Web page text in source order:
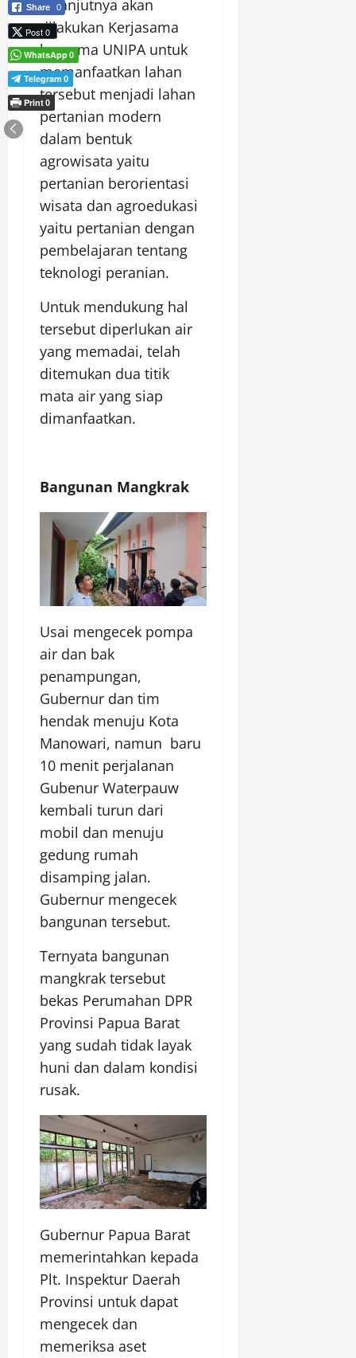
Selanjutnya akan
dilakukan Kerjasama
bersama UNIPA untuk
memanfaatkan lahan
tersebut menjadi lahan
pertanian modern
dalam bentuk
agrowisata yaitu
pertanian berorientasi
wisata dan agroedukasi
yaitu pertanian dengan
pembelajaran tentang
teknologi peranian.
Untuk mendukung hal
tersebut diperlukan air
yang memadai, telah
ditemukan dua titik
mata air yang siap
dimanfaatkan.
Bangunan Mangkrak
Usai mengecek pompa
air dan bak
penampungan,
Gubernur dan tim
hendak menuju Kota
Manowari, namun baru
10 menit perjalanan
Gubenur Waterpauw
kembali turun dari
mobil dan menuju
gedung rumah
disamping jalan.
Gubernur mengecek
bangunan tersebut.
Ternyata bangunan
mangkrak tersebut
bekas Perumahan DPR
Provinsi Papua Barat
yang sudah tidak layak
huni dan dalam kondisi
rusak.
Gubernur Papua Barat
memerintahkan kepada
Plt. Inspektur Daerah
Provinsi untuk dapat
mengecek dan
memeriksa aset
Share 0
Post 0
WhatsApp0
Telegram 0
Print0